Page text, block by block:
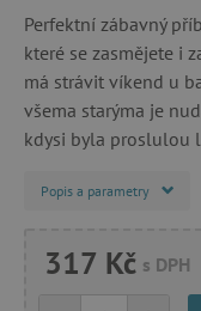
Perfektní zábavný
které se zasmějete i
má strávit víkend u
všema starýma je
kdysi byla proslulou
Popis a parametry
317 Kč s DPH